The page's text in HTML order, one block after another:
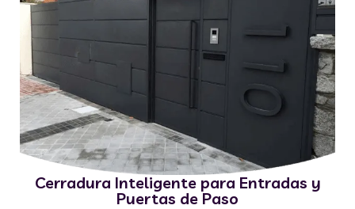
Cerradura Inteligente para Entradas y
Puertas de Paso